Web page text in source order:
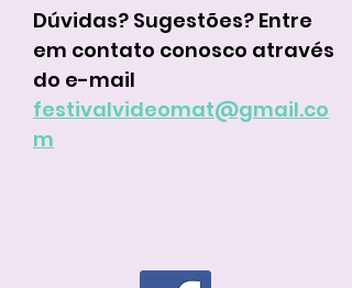
Dúvidas? Sugestões? Entre
em contato conosco através
do e-mail
festivalvideomat@gmail.co
m